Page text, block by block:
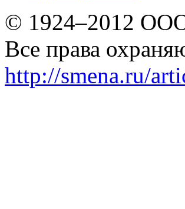
© 1924–2012 ООО
Все права
http://smena.ru/